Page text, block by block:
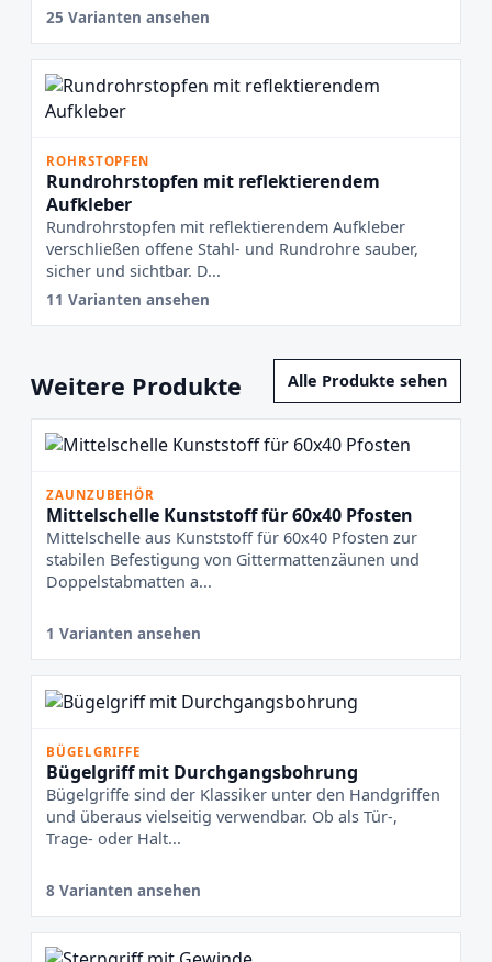
25 Varianten ansehen
ROHRSTOPFEN
Rundrohrstopfen mit reflektierendem
Aufkleber
Rundrohrstopfen mit reflektierendem Aufkleber
verschließen offene Stahl- und Rundrohre sauber,
sicher und sichtbar. D...
11 Varianten ansehen
Weitere Produkte Alle Produkte sehen
ZAUNZUBEHÖR
Mittelschelle Kunststoff für 60x40 Pfosten
Mittelschelle aus Kunststoff für 60x40 Pfosten zur
stabilen Befestigung von Gittermattenzäunen und
Doppelstabmatten a...
1 Varianten ansehen
BÜGELGRIFFE
Bügelgriff mit Durchgangsbohrung
Bügelgriffe sind der Klassiker unter den Handgriffen
und überaus vielseitig verwendbar. Ob als Tür-,
Trage- oder Halt...
8 Varianten ansehen